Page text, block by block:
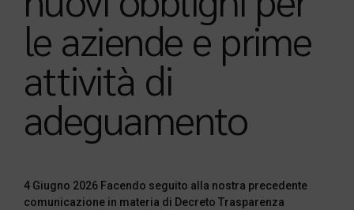
le aziende e prime
attività di
adeguamento
4 Giugno 2026 Facendo seguito alla nostra precedente
comunicazione in materia di Decreto Trasparenza